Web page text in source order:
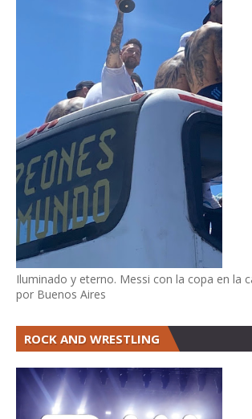
Iluminado y eterno. Messi con la copa en la
por Buenos Aires
ROCK AND WRESTLING